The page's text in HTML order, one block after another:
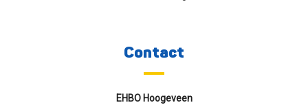
Contact
EHBO Hoogeveen